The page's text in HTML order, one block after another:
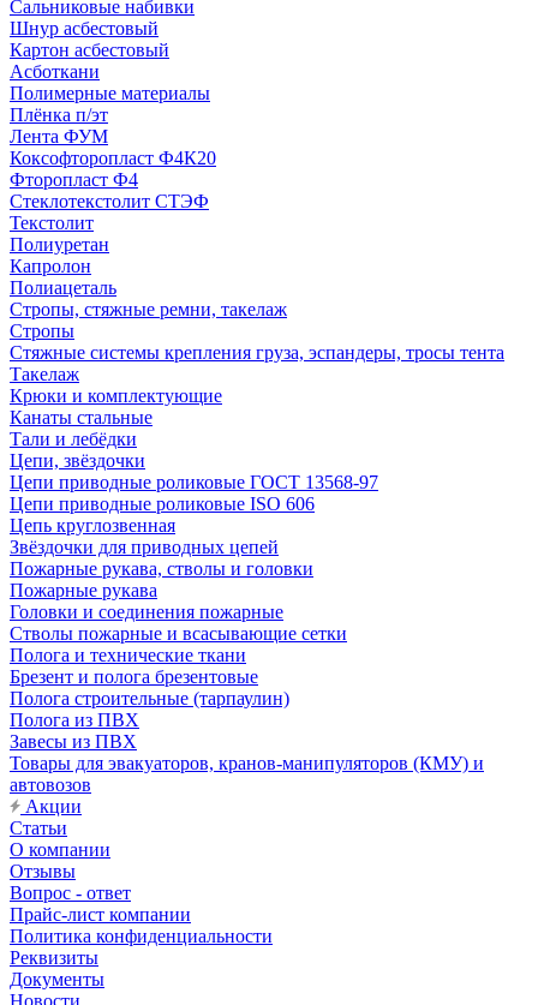
Сальниковые набивки
Шнур асбестовый
Картон асбестовый
Асботкани
Полимерные материалы
Плёнка п/эт
Лента ФУМ
Коксофторопласт Ф4К20
Фторопласт Ф4
Стеклотекстолит СТЭФ
Текстолит
Полиуретан
Капролон
Полиацеталь
Стропы, стяжные ремни, такелаж
Стропы
Стяжные системы крепления груза, эспандеры, тросы тента
Такелаж
Крюки и комплектующие
Канаты стальные
Тали и лебёдки
Цепи, звёздочки
Цепи приводные роликовые ГОСТ 13568-97
Цепи приводные роликовые ISO 606
Цепь круглозвенная
Звёздочки для приводных цепей
Пожарные рукава, стволы и головки
Пожарные рукава
Головки и соединения пожарные
Стволы пожарные и всасывающие сетки
Полога и технические ткани
Брезент и полога брезентовые
Полога строительные (тарпаулин)
Полога из ПВХ
Завесы из ПВХ
Товары для эвакуаторов, кранов-манипуляторов (КМУ) и
автовозов
Акции
Статьи
О компании
Отзывы
Вопрос - ответ
Прайс-лист компании
Политика конфиденциальности
Реквизиты
Документы
Новости